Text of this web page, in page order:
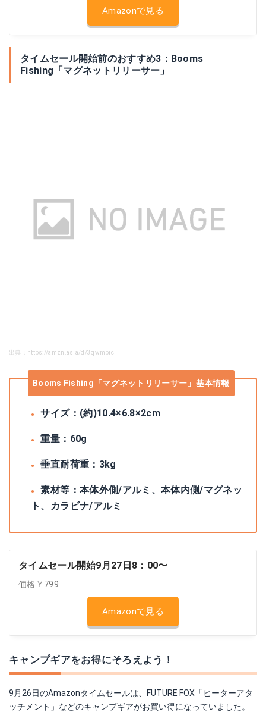
Amazonで見る
タイムセール開始前のおすすめ3：Booms
Fishing「マグネットリリーサー」
出典：https://amzn.asia/d/3qwmpic
Booms Fishing「マグネットリリーサー」基本情報
サイズ：(約)‎10.4×6.8×2cm
重量：60g
垂直耐荷重：3kg
素材等：本体外側/アルミ、本体内側/マグネッ
ト、カラビナ/アルミ
タイムセール開始9月27日8：00〜
価格￥799
Amazonで見る
キャンプギアをお得にそろえよう！
9月26日のAmazonタイムセールは、FUTURE FOX「ヒーターアタ
ッチメント」などのキャンプギアがお買い得になっていました。